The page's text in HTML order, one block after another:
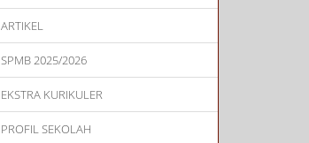
ARTIKEL
SPMB 2025/2026
EKSTRA KURIKULER
PROFIL SEKOLAH